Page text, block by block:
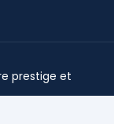
prestige et